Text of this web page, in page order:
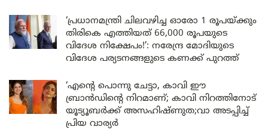
‘പ്രധാനമന്ത്രി ചിലവഴിച്ച ഓരോ 1 രൂപയ്ക്കും
തിരികെ എത്തിയത് 66,000 രൂപയുടെ
വിദേശ നിക്ഷേപം!’: നരേന്ദ്ര മോദിയുടെ
വിദേശ പര്യടനങ്ങളുടെ കണക്ക് പുറത്ത്
‘എന്റെ പൊന്നു ചേട്ടാ, കാവി ഈ
ബ്രാൻഡിന്റെ നിറമാണ്; കാവി നിറത്തിനോട്
യൂട്യൂബർക്ക് അസഹിഷ്ണുത;വാ അടപ്പിച്ച്
പ്രിയ വാര്യർ